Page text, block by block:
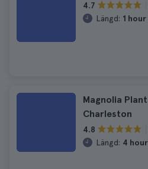
4.7
Längd: 1
Magnolia
Charleston
4.8
Längd: 4